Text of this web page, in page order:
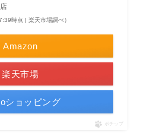
時点 | 楽天市場調べ）
Amazon
楽天市場
ショッピング
ポチップ